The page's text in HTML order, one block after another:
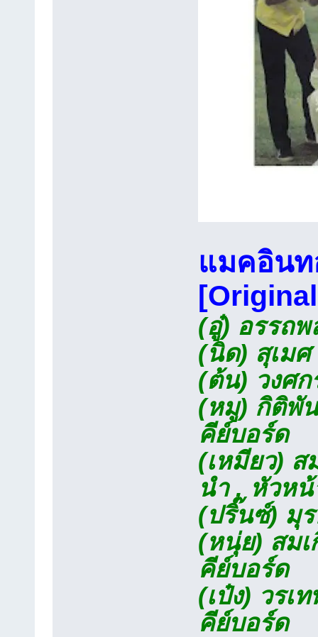
แมคอินท
(อู๋) อรรถพ
(นิด) สุเม
(ต้น) วงศก
(หมู) กิติพั
คีย์บอร์ด
(เหมียว) ส
นำ , หัวหน้
(ปริ๊นซ์) มุ
(หนุ่ย) สม
คีย์บอร์ด
(เป๋ง) วรเ
คีย์บอร์ด